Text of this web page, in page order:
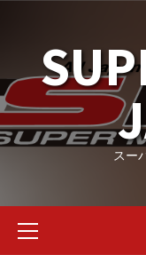
content
スー
Primary